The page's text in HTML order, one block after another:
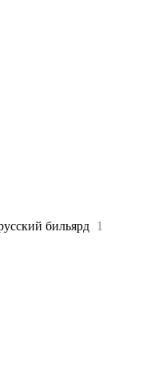
бильярд 1